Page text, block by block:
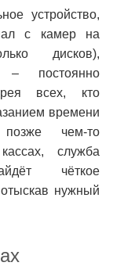
устройство,
с камер на
дисков),
– постоянно
всех, кто
времени
чем-то
служба
чёткое
нужный